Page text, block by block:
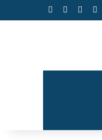
فيسبوك ‫YouTube